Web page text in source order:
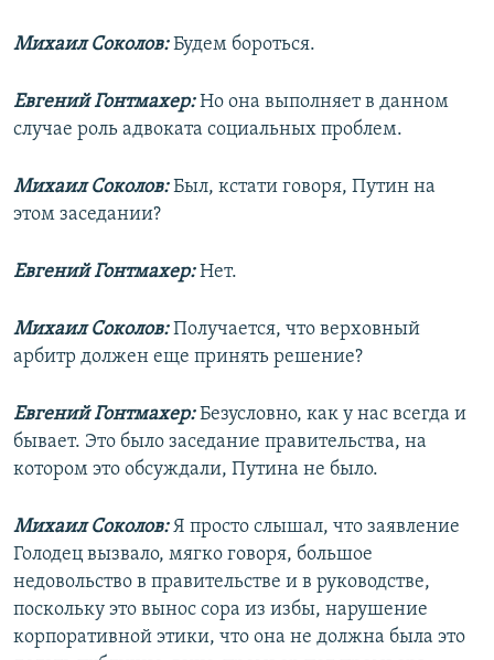
Михаил Соколов:Будем бороться.
Евгений Гонтмахер:Но она выполняет в данном
случае роль адвоката социальных проблем.
Михаил Соколов:Был, кстати говоря, Путин на
этом заседании?
Евгений Гонтмахер:Нет.
Михаил Соколов:Получается, что верховный
арбитр должен еще принять решение?
Евгений Гонтмахер:Безусловно, как у нас всегда и
бывает. Это было заседание правительства, на
котором это обсуждали, Путина не было.
Михаил Соколов:Я просто слышал, что заявление
Голодец вызвало, мягко говоря, большое
недовольство в правительстве и в руководстве,
поскольку это вынос сора из избы, нарушение
корпоративной этики, что она не должна была это